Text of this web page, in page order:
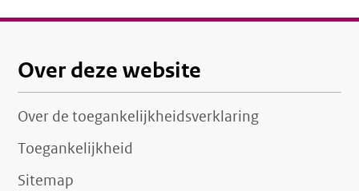
Over deze website
Over de toegankelijkheidsverklaring
Toegankelijkheid
Sitemap